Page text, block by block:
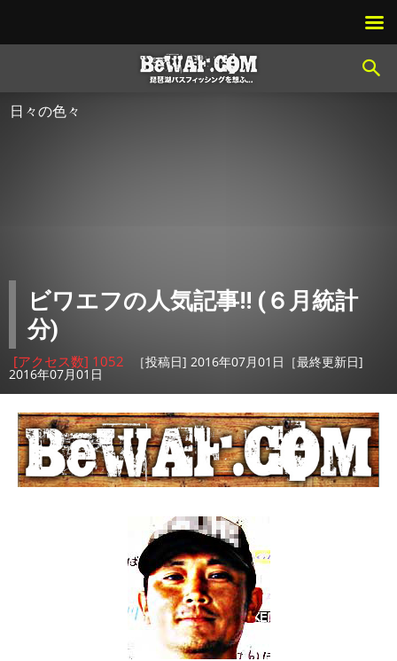
日々の色々
ビワエフの人気記事!! (６月統計
分)
[アクセス数] 1052 ［投稿日] 2016年07月01日［最終更新日]
2016年07月01日